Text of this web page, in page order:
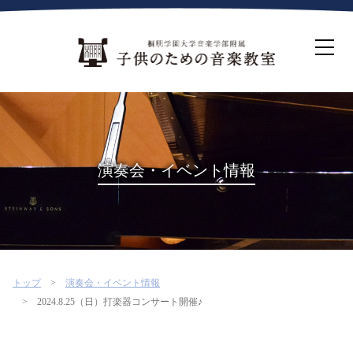
ホーム
生徒募集について
教室案内
コース紹介
概要・沿革
桐朋を選ぶ理由
インタビュー・コラム
よくある質問
演奏会・イベント情報
トップ
演奏会・イベント情報
2024.8.25（日）打楽器コンサート開催♪